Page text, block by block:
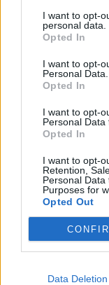
I want to opt-
personal data.
Opted In
I want to opt-
Personal Data.
Opted In
I want to opt-
Personal Data
Opted In
I want to opt-
Retention,
Personal
Purposes for
Opted Out
Data Deletion
Banca del
n.d.
2023-06-16
TCF:
Banca del
671.310
2023-05-30
Contributo
della decisione
SA 101076)
agenzia
32.009
esenzioni